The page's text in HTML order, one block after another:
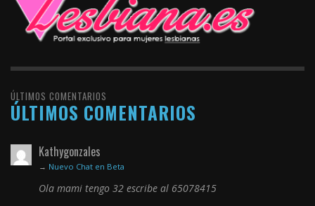
ÚLTIMOS COMENTARIOS
ÚLTIMOS COMENTARIOS
Kathygonzales
→ Nuevo Chat en Beta
Ola mami tengo 32 escribe al 65078415